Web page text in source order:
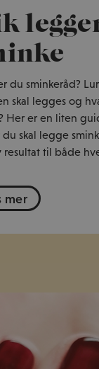
du sminkeråd?
skal legges og
Her er en liten
du skal legge
resultat til både
mer